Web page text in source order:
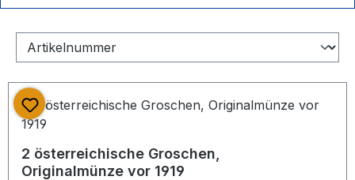
2 österreichische Groschen,
Originalmünze vor 1919